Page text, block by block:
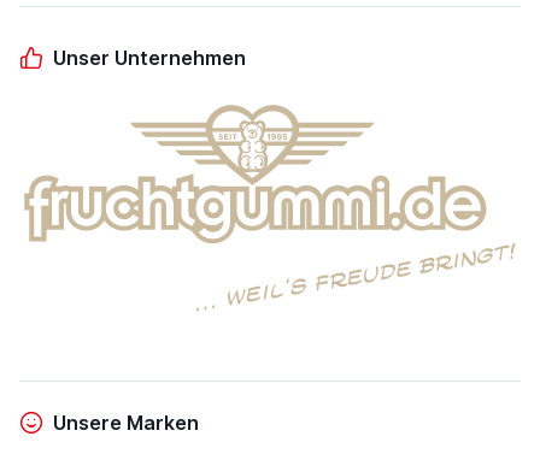
Unser Unternehmen
Unsere Marken